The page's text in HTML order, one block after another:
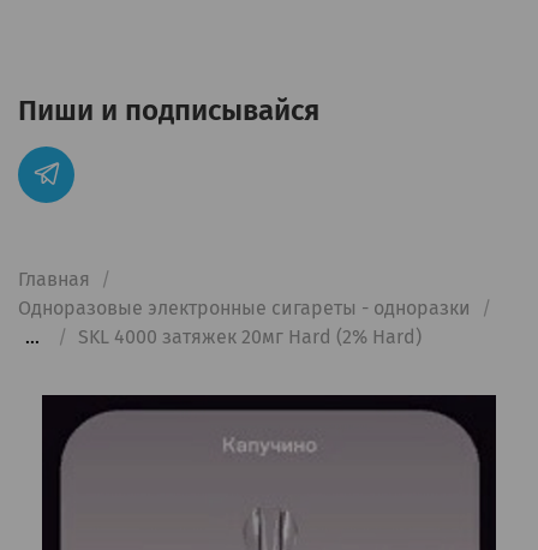
Главная
Одноразовые электронные сигареты - одноразки
...
SKL 4000 затяжек 20мг Hard (2% Hard)
Пиши и подписывайся